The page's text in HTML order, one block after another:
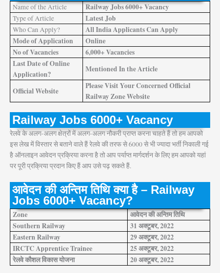
Name of the Article Railway Jobs 6000+ Vacancy
Type of Article Latest Job
Who Can Apply?
All India Applicants Can Apply
Mode of Application
Online
No of Vacancies
6,000+ Vacancies
Last Date of Online
Application?
Mentioned In the Article
Official Website
Please Visit Your Concerned Official
Railway Zone Website
Railway Jobs 6000+ Vacancy
रेलवे के अलग-अलग क्षेत्रों में अलग-अलग नौकरी प्राप्त करना चाहते हैं तो हम आपको
इस लेख में विस्तार से बताने वाले हैं रेलवे की तरफ से 6000 से भी ज्यादा भर्ती निकाली गई
है ऑनलाइन आवेदन प्रक्रिया करना है तो आप पर्याप्त मार्गदर्शन के लिए हम आपको यहां
पर पूरी प्रक्रिया प्रदान किए हैं आप उसे पढ़ सकते हैं.
आवेदन की अन्तिम तिथि क्या है – Railway
Jobs 6000+ Vacancy?
Zone
आवेदन की अन्तिम तिथि
Southern Railway
31 अक्टूबर, 2022
Eastern Railway
29 अक्टूबर, 2022
IRCTC Apprentice Trainee
25 अक्टूबर, 2022
रेलवे कौशल विकास योजना
20 अक्टूबर, 2022